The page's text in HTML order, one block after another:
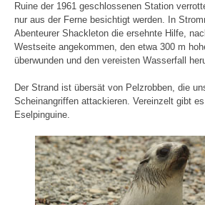
Ruine der 1961 geschlossenen Station
nur aus der Ferne besichtigt werden. In
Abenteurer Shackleton die ersehnte Hilfe,
Westseite angekommen, den etwa 300 m
überwunden und den vereisten Wasserfall
Der Strand ist übersät von Pelzrobben, die
Scheinangriffen attackieren. Vereinzelt gibt
Eselpinguine.